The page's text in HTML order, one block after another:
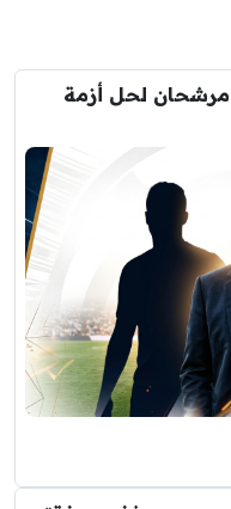
مرشحان لحل أزمة